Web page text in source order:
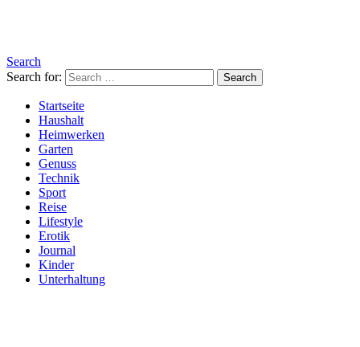
Search
Search for:
Search
Startseite
Haushalt
Heimwerken
Garten
Genuss
Technik
Sport
Reise
Lifestyle
Erotik
Journal
Kinder
Unterhaltung